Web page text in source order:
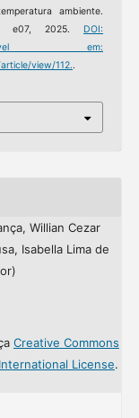
ambiente.
2025. DOI:
em:
view/112..
Willian Cezar
Isabella Lima de
Creative Commons
License.